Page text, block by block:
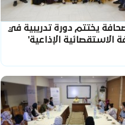
يختتم دورة تدريبية في
الاستقصائية الإذاعية'